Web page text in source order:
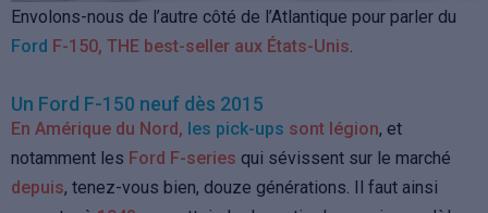
Envolons-nous de l’autre côté de l’Atlantique pour parler du
Ford F-150, THE best-seller aux États-Unis.
Un Ford F-150 neuf dès 2015
En Amérique du Nord, les pick-ups sont légion, et
notamment les Ford F-series qui sévissent sur le marché
depuis, tenez-vous bien, douze générations. Il faut ainsi